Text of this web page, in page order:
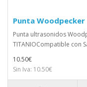
Punta Woodpecker
Punta ultrasonidos
TITANIOCompatible con
10.50€
Sin Iva: 10.50€